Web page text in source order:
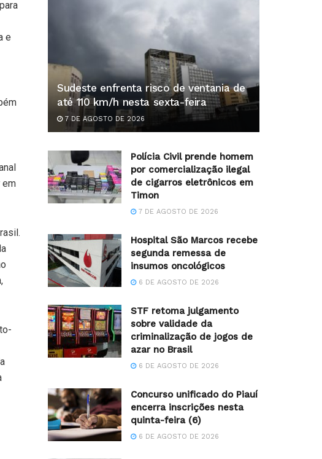
e
em
Sudeste enfrenta risco de ventania de
até 110 km/h nesta sexta-feira
7 DE AGOSTO DE 2026
Polícia Civil prende homem
por comercialização ilegal
de cigarros eletrônicos em
Timon
7 DE AGOSTO DE 2026
Hospital São Marcos recebe
segunda remessa de
insumos oncológicos
6 DE AGOSTO DE 2026
STF retoma julgamento
sobre validade da
criminalização de jogos de
azar no Brasil
6 DE AGOSTO DE 2026
Concurso unificado do Piauí
encerra inscrições nesta
quinta-feira (6)
6 DE AGOSTO DE 2026